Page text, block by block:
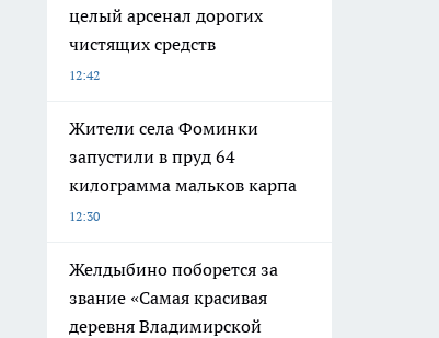
целый арсенал дорогих
чистящих средств
12:42
Жители села Фоминки
запустили в пруд 64
килограмма мальков карпа
12:30
Желдыбино поборется за
звание «Самая красивая
деревня Владимирской